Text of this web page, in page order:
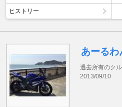
ヒストリー
あーるわ
過去所有のク
2013/09/10